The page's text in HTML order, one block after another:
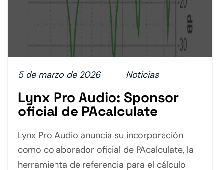
5 de marzo de 2026 Noticias
Lynx Pro Audio: Sponsor
oficial de PAcalculate
Lynx Pro Audio anuncia su incorporación
como colaborador oficial de PAcalculate, la
herramienta de referencia para el cálculo